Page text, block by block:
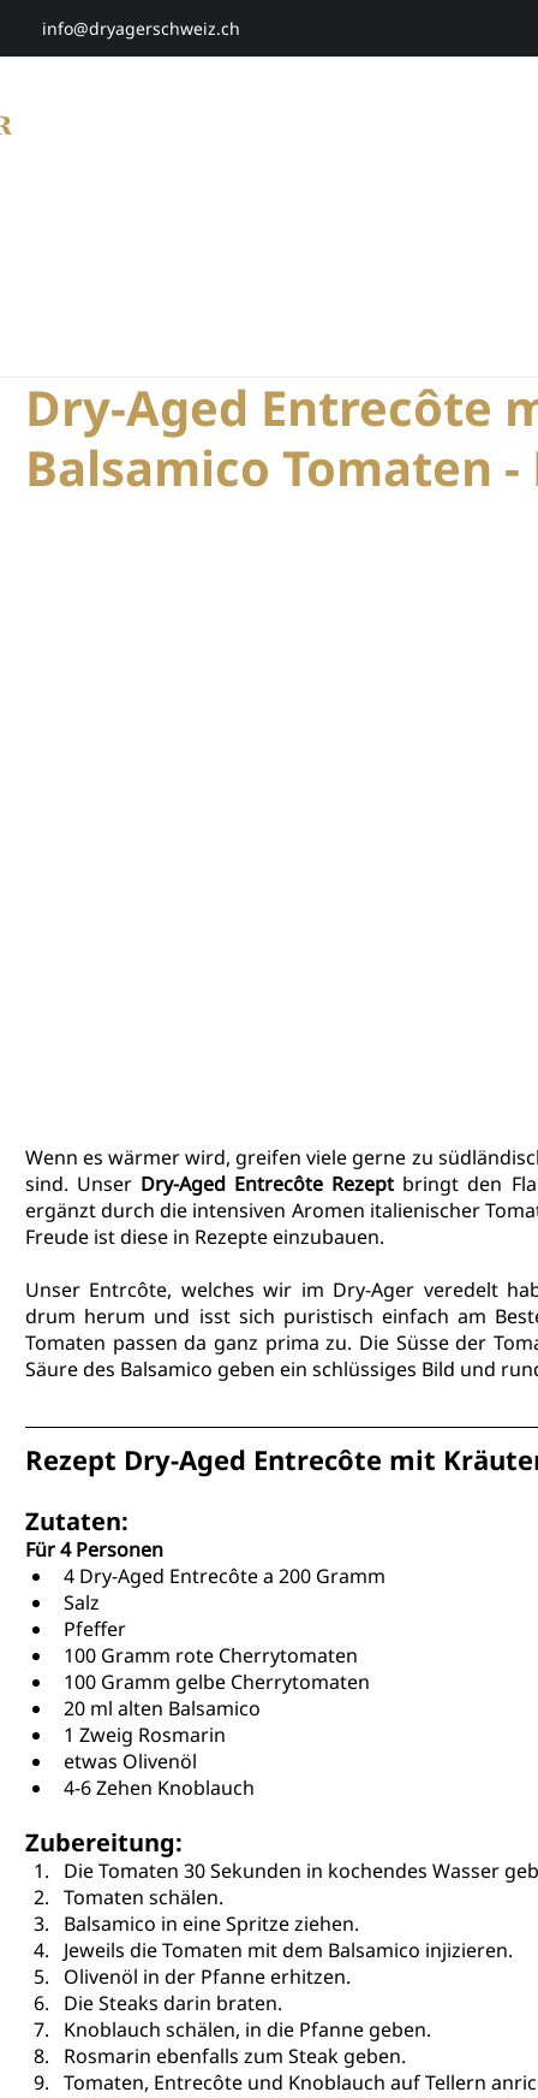
info@dryagerschweiz.ch
Dry-Aged Entrecôte
Balsamico Tomaten -
Wenn es wärmer wird, greifen viele gerne zu
sind. Unser Dry-Aged Entrecôte Rezept bringt den
ergänzt durch die intensiven Aromen italienischer
Freude ist diese in Rezepte einzubauen.
Unser Entrcôte, welches wir im Dry-Ager veredelt
drum herum und isst sich puristisch einfach am
Tomaten passen da ganz prima zu. Die Süsse der
Säure des Balsamico geben ein schlüssiges Bild und
Rezept Dry-Aged Entrecôte mit
Zutaten:
Für 4 Personen
4 Dry-Aged Entrecôte a 200 Gramm
Salz
Pfeffer
100 Gramm rote Cherrytomaten
100 Gramm gelbe Cherrytomaten
20 ml alten Balsamico
1 Zweig Rosmarin
etwas Olivenöl
4-6 Zehen Knoblauch
Zubereitung:
Die Tomaten 30 Sekunden in kochendes Wasser
Tomaten schälen.
Balsamico in eine Spritze ziehen.
Jeweils die Tomaten mit dem Balsamico injizieren.
Olivenöl in der Pfanne erhitzen.
Die Steaks darin braten.
Knoblauch schälen, in die Pfanne geben.
Rosmarin ebenfalls zum Steak geben.
Tomaten, Entrecôte und Knoblauch auf Tellern